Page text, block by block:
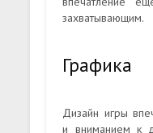
захватывающим.
Графика
Дизайн игры
и вниманием к